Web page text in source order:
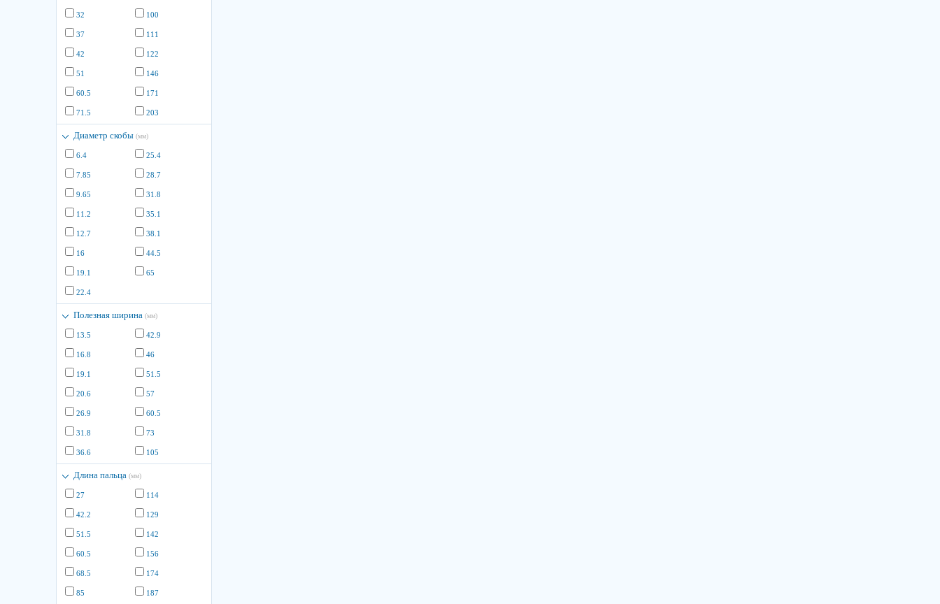
32
37
42
51
60.5
71.5
100
111
122
146
171
203
Диаметр скобы (мм)
6.4
7.85
9.65
11.2
12.7
16
19.1
22.4
25.4
28.7
31.8
35.1
38.1
44.5
65
Полезная ширина (мм)
13.5
16.8
19.1
20.6
26.9
31.8
36.6
42.9
46
51.5
57
60.5
73
105
Длина пальца (мм)
27
42.2
51.5
60.5
68.5
85
114
129
142
156
174
187